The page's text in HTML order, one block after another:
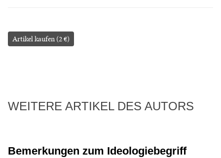
Artikel kaufen (2 €)
WEITERE ARTIKEL DES AUTORS
Bemerkungen zum Ideologiebegriff